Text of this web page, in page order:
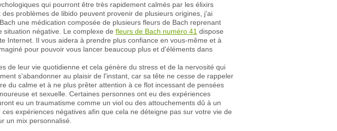
qui pourront être très rapidement calmés par les élixirs
problèmes de libido peuvent provenir de plusieurs origines, j'ai
une médication composée de plusieurs fleurs de Bach reprenant
négative. Le complexe de fleurs de Bach numéro 41 dispose
Internet. Il vous aidera à prendre plus confiance en vous-même et à
pour pouvoir vous lancer beaucoup plus et d'éléments dans
de leur vie quotidienne et cela génère du stress et de la nervosité qui
s'abandonner au plaisir de l'instant, car sa tête ne cesse de rappeler
du calme et à ne plus prêter attention à ce flot incessant de pensées
et sexuelle. Certaines personnes ont eu des expériences
eu un traumatisme comme un viol ou des attouchements dû à un
expériences négatives afin que cela ne déteigne pas sur votre vie de
un mix personnalisé.